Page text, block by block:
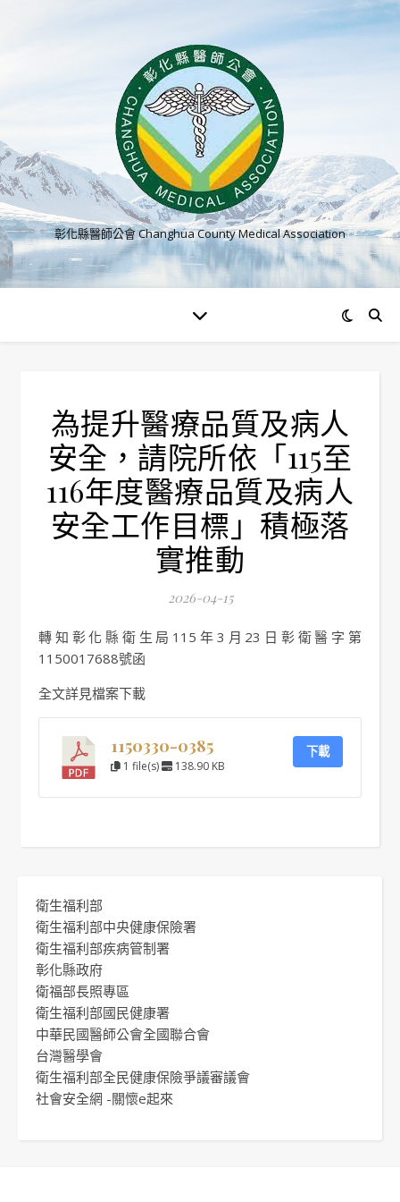
彰化縣醫師公會 Changhua County Medical Association
為提升醫療品質及病人
安全，請院所依「115至
116年度醫療品質及病人
安全工作目標」積極落
實推動
2026-04-15
轉知彰化縣衛生局115年3月23日彰衛醫字第
1150017688號函
全文詳見檔案下載
1150330-0385
1 file(s) 138.90 KB
下載
衛生福利部
衛生福利部中央健康保險署
衛生福利部疾病管制署
彰化縣政府
衛福部長照專區
衛生福利部國民健康署
中華民國醫師公會全國聯合會
台灣醫學會
衛生福利部全民健康保險爭議審議會
社會安全網 -關懷e起來